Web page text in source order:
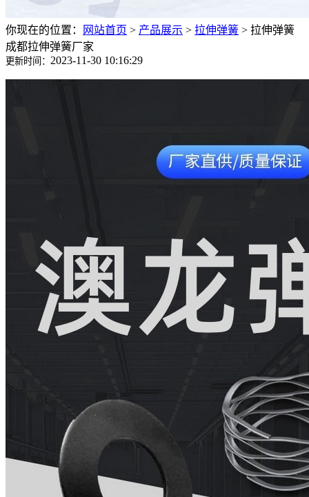
你现在的位置： 网站首页 > 产品展示 > 拉伸弹簧 > 拉伸弹簧
成都拉伸弹簧厂家
更新时间： 2023-11-30 10:16:29